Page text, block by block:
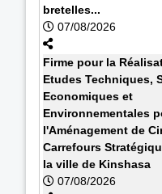
bretelles...
07/08/2026
Firme pour la
Etudes Techniques,
Economiques et
Environnementales
l'Aménagement de
Carrefours
la ville de Kinshasa
07/08/2026